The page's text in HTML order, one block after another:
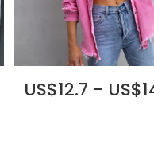
US$12.7 -